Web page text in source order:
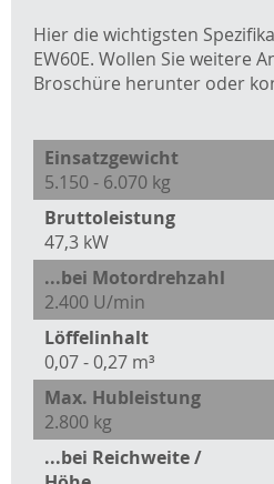
Hier die wichtigsten
EW60E. Wollen Sie weitere
Broschüre herunter oder
Einsatzgewicht
5.150 - 6.070 kg
Bruttoleistung
47,3 kW
...bei Motordrehzahl
2.400 U/min
Löffelinhalt
0,07 - 0,27 m³
Max. Hubleistung
2.800 kg
...bei Reichweite /